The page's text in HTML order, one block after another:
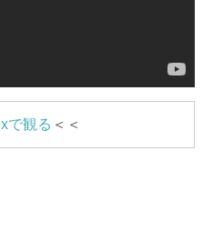
で観る ＜＜